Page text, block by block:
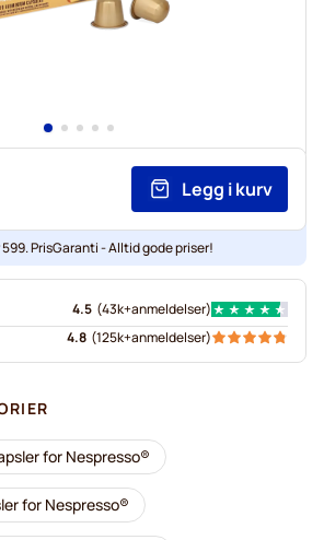
Legg i kurv
PrisGaranti - Alltid gode priser!
4.5 (43k+anmeldelser)
4.8 (125k+anmeldelser)
for Nespresso®
for Nespresso®